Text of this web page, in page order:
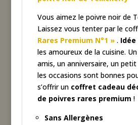
Vous aimez le poivre noir de
Laissez vous tenter par le
Rares Premium N°1 ».
les amoureux de la cuisine.
amis, un anniversaire, un
les occasions sont bonnes
s’offrir un coffret cadeau
de poivres rares premium !
Sans Allergènes